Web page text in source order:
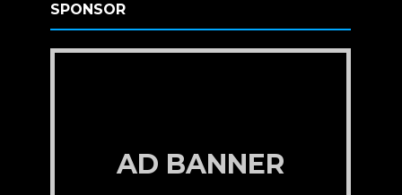
SPONSOR
AD BANNER